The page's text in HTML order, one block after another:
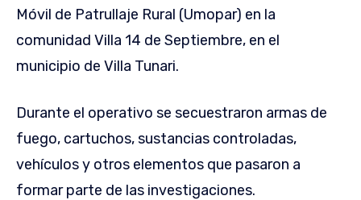
Móvil de Patrullaje Rural (Umopar) en la
comunidad Villa 14 de Septiembre, en el
municipio de Villa Tunari.
Durante el operativo se secuestraron armas de
fuego, cartuchos, sustancias controladas,
vehículos y otros elementos que pasaron a
formar parte de las investigaciones.